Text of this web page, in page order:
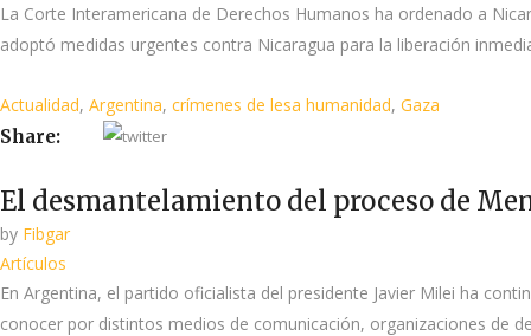
La Corte Interamericana de Derechos Humanos ha ordenado a
adoptó medidas urgentes contra Nicaragua para la liberación
Actualidad, Argentina, crímenes de lesa humanidad, Gaza
Share:
El desmantelamiento del proceso de
by Fibgar
Artículos
En Argentina, el partido oficialista del presidente Javier Milei ha
conocer por distintos medios de comunicación, organizaciones de